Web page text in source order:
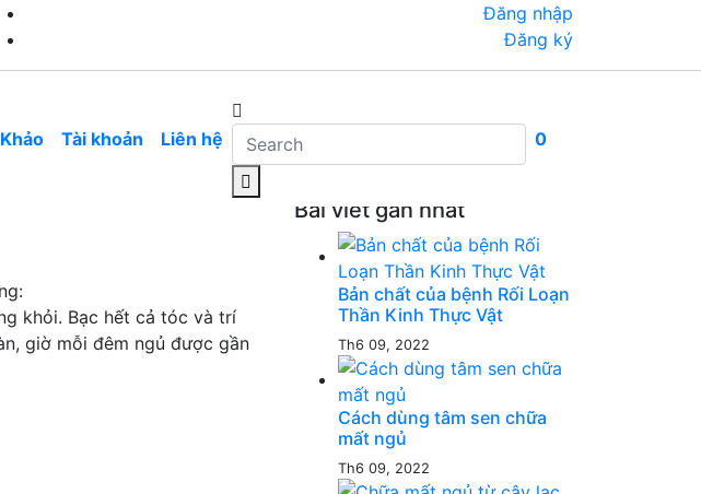
Đăng nhập
Đăng ký
Tài khoản Liên hệ 0
Nguyễn Văn Phương – Nghĩa Lập...
Thành Mỹ,
khỏi. Bạc hết cả tóc và trí
giờ mỗi đêm ngủ được gần
Bài viết gần nhất
Bản chất của bệnh Rối Loạn
Thần Kinh Thực Vật
Th6 09, 2022
Cách dùng tâm sen chữa
mất ngủ
Th6 09, 2022